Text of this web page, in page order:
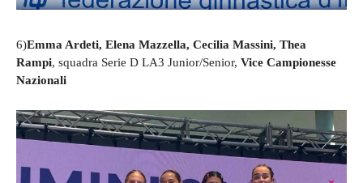
6)Emma Ardeti, Elena Mazzella, Cecilia Massini, Thea
Rampi, squadra Serie D LA3 Junior/Senior, Vice Campionesse
Nazionali